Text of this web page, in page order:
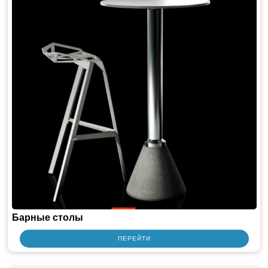
Уличные спортивные тренажеры и комплексы
Мебель и материалы для частного дома
Шатры и павильоны
ШТОРЫ ДЛЯ ОТЕЛЕЙ, ПАНСИОНАТОВ, ГОСТИНИЦ
Барные столы
ПЕРЕЙТИ